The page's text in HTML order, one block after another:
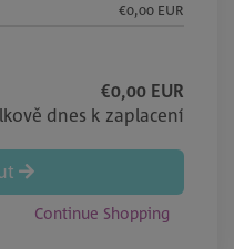
€0,00 EUR
€0,00 EUR
dnes k zaplacení
Continue Shopping